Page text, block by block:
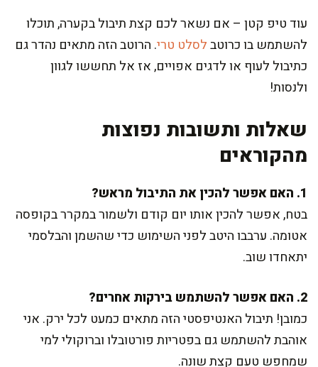
עוד טיפ קטן – אם נשאר לכם קצת תיבול בקערה, תוכלו
להשתמש בו כרוטבלסלט טרי. הרוטב הזה מתאים נהדר גם
כתיבול לעוף או לדגים אפויים, אז אל תחששו לגוון
ולנסות!
שאלות ותשובות נפוצות
מהקוראים
1. האם אפשר להכין את התיבול מראש?
בטח, אפשר להכין אותו יום קודם ולשמור במקרר בקופסה
אטומה. ערבבו היטב לפני השימוש כדי שהשמן והבלסמי
יתאחדו שוב.
2. האם אפשר להשתמש בירקות אחרים?
כמובן! תיבול האנטיפסטי הזה מתאים כמעט לכל ירק. אני
אוהבת להשתמש גם בפטריות פורטובלו וברוקולי למי
שמחפש טעם קצת שונה.